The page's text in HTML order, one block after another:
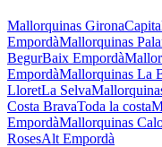
Mallorquinas Girona
EmpordàMallorquinas
BegurBaix Empordà
EmpordàMallorquinas La
LloretLa Selva
Costa BravaToda la costa
EmpordàMallorquinas
RosesAlt Empordà